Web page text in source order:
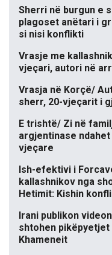
Sherri në burgun e
plagoset anëtari i
si nisi konflikti
Vrasje me
vjeçari, autori në
Vrasja në Korçë/
sherr, 20-vjeçarit i
E trishtë/ Zi në
argjentinase
vjeçare
Ish-efektivi i
kallashnikov nga
Hetimit: Kishin
Irani publikon
shtohen
Khameneit